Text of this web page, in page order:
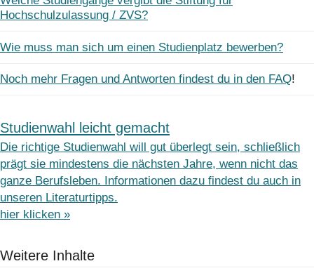
Hochschulzulassung / ZVS?
Wie muss man sich um einen Studienplatz bewerben?
Noch mehr Fragen und Antworten findest du in den FAQ!
Studienwahl leicht gemacht
Die richtige Studienwahl will gut überlegt sein, schließlich
prägt sie mindestens die nächsten Jahre, wenn nicht das
ganze Berufsleben. Informationen dazu findest du auch in
unseren Literaturtipps.
hier klicken »
Weitere Inhalte